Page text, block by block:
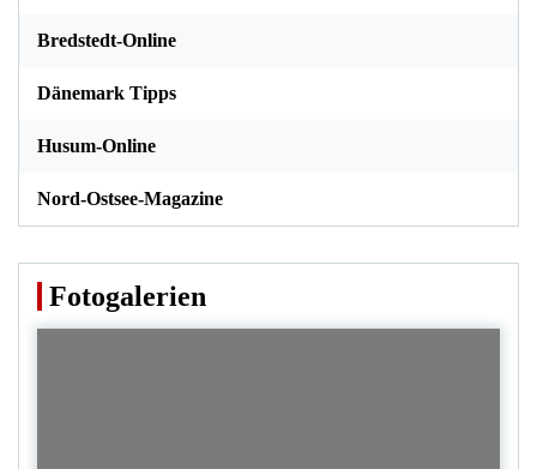
Bredstedt-Online
Dänemark Tipps
Husum-Online
Nord-Ostsee-Magazine
Fotogalerien